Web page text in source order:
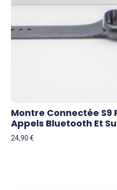
Montre Connectée S9
Appels Bluetooth Et
24,90€